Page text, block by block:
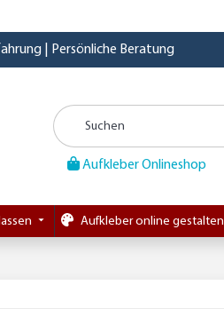
| Persönliche Beratung
Aufkleber Onlineshop
Aufkleber online gestalten